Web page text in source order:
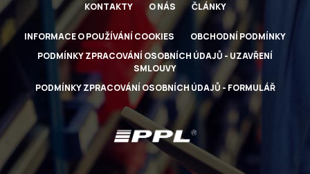
KONTAKTY O NÁS ČLÁNKY
INFORMACE O POUŽÍVÁNÍ COOKIES
OBCHODNÍ PODMÍNKY
PODMÍNKY ZPRACOVÁNÍ OSOBNÍCH ÚDAJŮ - UZAVŘENÍ
SMLOUVY
PODMÍNKY ZPRACOVÁNÍ OSOBNÍCH ÚDAJŮ - FORMULÁŘ